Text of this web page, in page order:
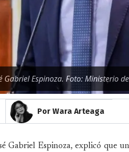
Gabriel Espinoza. Foto: Ministerio
Por Wara Arteaga
Gabriel Espinoza, explicó que